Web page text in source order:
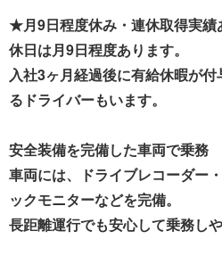
★月9日程度休み・連休取得実績
休日は月9日程度あります。
入社3ヶ月経過後に有給休暇が
るドライバーもいます。
安全装備を完備した車両で乗務
車両には、ドライブレコーダー
ックモニターなどを完備。
長距離運行でも安心して乗務し